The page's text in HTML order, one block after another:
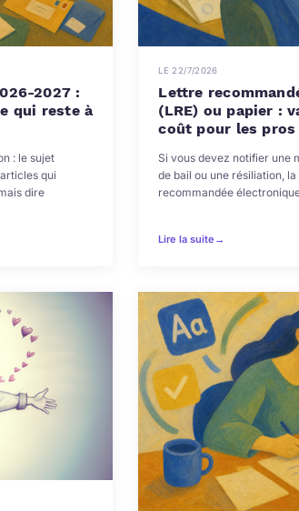
2027 :
qui reste à
: le sujet
qui
dire
LE 22/7/2026
Lettre
(LRE) ou papier :
coût pour les pros
Si vous devez notifier une
de bail ou une résiliation,
recommandée
Lire la suite →